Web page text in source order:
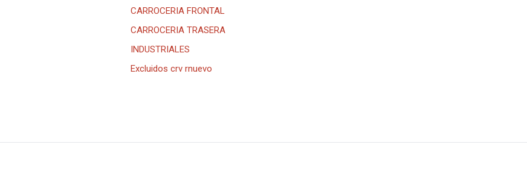
CARROCERIA FRONTAL
CARROCERIA TRASERA
INDUSTRIALES
Excluidos crv rnuevo